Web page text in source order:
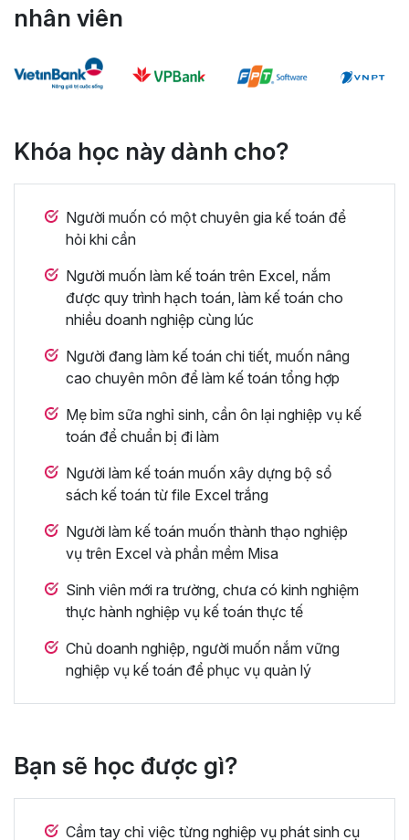
nhân viên
Khóa học này dành cho?
Người muốn có một chuyên gia kế toán để
hỏi khi cần
Người muốn làm kế toán trên Excel, nắm
được quy trình hạch toán, làm kế toán cho
nhiều doanh nghiệp cùng lúc
Người đang làm kế toán chi tiết, muốn nâng
cao chuyên môn để làm kế toán tổng hợp
Mẹ bỉm sữa nghỉ sinh, cần ôn lại nghiệp vụ kế
toán để chuẩn bị đi làm
Người làm kế toán muốn xây dựng bộ sổ
sách kế toán từ file Excel trắng
Người làm kế toán muốn thành thạo nghiệp
vụ trên Excel và phần mềm Misa
Sinh viên mới ra trường, chưa có kinh nghiệm
thực hành nghiệp vụ kế toán thực tế
Chủ doanh nghiệp, người muốn nắm vững
nghiệp vụ kế toán để phục vụ quản lý
Bạn sẽ học được gì?
Cầm tay chỉ việc từng nghiệp vụ phát sinh cụ